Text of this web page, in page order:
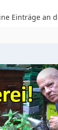
Einträge an